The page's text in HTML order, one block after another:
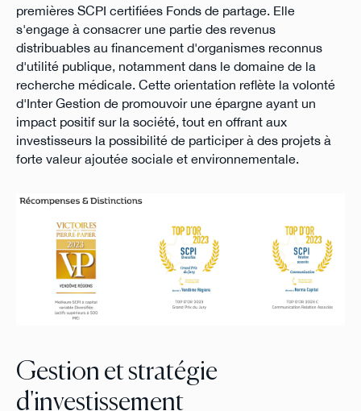
premières SCPI certifiées Fonds de partage. Elle
s'engage à consacrer une partie des revenus
distribuables au financement d'organismes reconnus
d'utilité publique, notamment dans le domaine de la
recherche médicale. Cette orientation reflète la volonté
d'Inter Gestion de promouvoir une épargne ayant un
impact positif sur la société, tout en offrant aux
investisseurs la possibilité de participer à des projets à
forte valeur ajoutée sociale et environnementale.
Gestion et stratégie
d'investissement